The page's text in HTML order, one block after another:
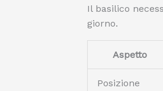
Il basilico
giorno.
Aspetto
Posizione